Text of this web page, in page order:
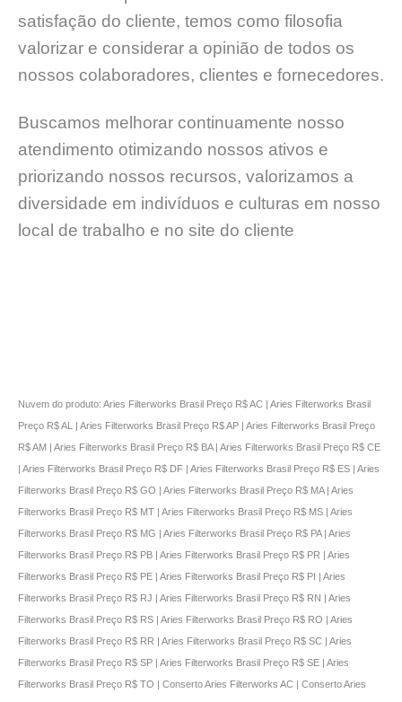
satisfação do cliente, temos como filosofia
valorizar e considerar a opinião de todos os
nossos colaboradores, clientes e fornecedores.
Buscamos melhorar continuamente nosso
atendimento otimizando nossos ativos e
priorizando nossos recursos, valorizamos a
diversidade em indivíduos e culturas em nosso
local de trabalho e no site do cliente
Nuvem do produto: Aries Filterworks Brasil Preço R$ AC | Aries Filterworks Brasil
Preço R$ AL | Aries Filterworks Brasil Preço R$ AP | Aries Filterworks Brasil Preço
R$ AM | Aries Filterworks Brasil Preço R$ BA | Aries Filterworks Brasil Preço R$ CE
| Aries Filterworks Brasil Preço R$ DF | Aries Filterworks Brasil Preço R$ ES | Aries
Filterworks Brasil Preço R$ GO | Aries Filterworks Brasil Preço R$ MA | Aries
Filterworks Brasil Preço R$ MT | Aries Filterworks Brasil Preço R$ MS | Aries
Filterworks Brasil Preço R$ MG | Aries Filterworks Brasil Preço R$ PA | Aries
Filterworks Brasil Preço R$ PB | Aries Filterworks Brasil Preço R$ PR | Aries
Filterworks Brasil Preço R$ PE | Aries Filterworks Brasil Preço R$ PI | Aries
Filterworks Brasil Preço R$ RJ | Aries Filterworks Brasil Preço R$ RN | Aries
Filterworks Brasil Preço R$ RS | Aries Filterworks Brasil Preço R$ RO | Aries
Filterworks Brasil Preço R$ RR | Aries Filterworks Brasil Preço R$ SC | Aries
Filterworks Brasil Preço R$ SP | Aries Filterworks Brasil Preço R$ SE | Aries
Filterworks Brasil Preço R$ TO | Conserto Aries Filterworks AC | Conserto Aries